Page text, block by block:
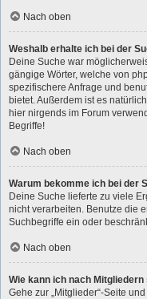
Nach oben
Weshalb erhalte ich bei der
Deine Suche war
gängige Wörter, welche von
spezifischere Anfrage und
bietet. Außerdem ist es
hier nirgends im Forum
Begriffe!
Nach oben
Warum bekomme ich bei der
Deine Suche lieferte zu viele
nicht verarbeiten. Benutze die
Suchbegriffe ein oder
Nach oben
Wie kann ich nach Mitgliedern
Gehe zur „Mitglieder“-Seite